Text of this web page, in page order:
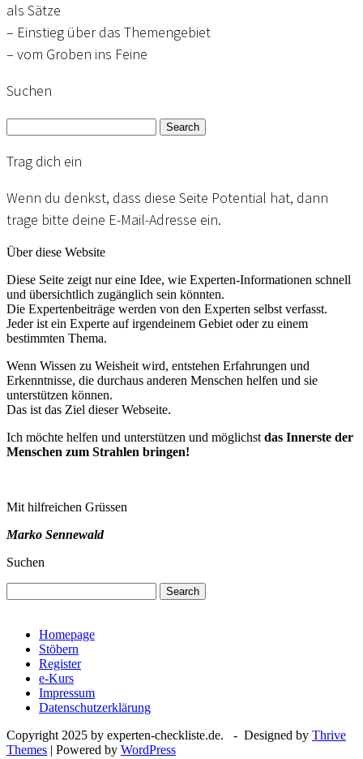
als Sätze
– Einstieg über das Themengebiet
– vom Groben ins Feine
Suchen
Search
Trag dich ein
Wenn du denkst, dass diese Seite Potential hat, dann
trage bitte deine E-Mail-Adresse ein.
Über diese Website
Diese Seite zeigt nur eine Idee, wie Experten-Informationen schnell
und übersichtlich zugänglich sein könnten.
Die Expertenbeiträge werden von den Experten selbst verfasst.
Jeder ist ein Experte auf irgendeinem Gebiet oder zu einem
bestimmten Thema.
Wenn Wissen zu Weisheit wird, entstehen Erfahrungen und
Erkenntnisse, die durchaus anderen Menschen helfen und sie
unterstützen können.
Das ist das Ziel dieser Webseite.
Ich möchte helfen und unterstützen und möglichst das Innerste der
Menschen zum Strahlen bringen!
Mit hilfreichen Grüssen
Marko Sennewald
Suchen
Search
Homepage
Stöbern
Register
e-Kurs
Impressum
Datenschutzerklärung
Copyright 2025 by experten-checkliste.de. - Designed by Thrive
Themes | Powered by WordPress